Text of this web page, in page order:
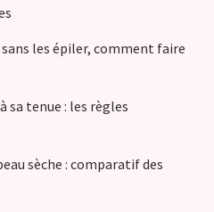
les épiler, comment faire
sa tenue : les règles
sèche : comparatif des